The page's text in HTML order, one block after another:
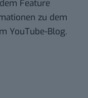
Feature
zu dem
YouTube-Blog.